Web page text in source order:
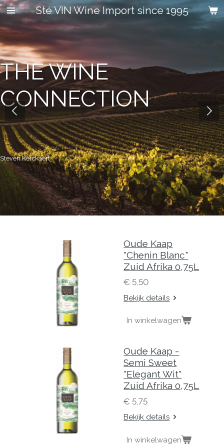
Ga
direct
naar
de
hoofdinhoud
Sté VIN Wine Import since 1995
THE WINE
CONNECTION
Steven Kerckaert
Oude Kaap
"Chenin Blanc"
Zuid Afrika 0,75L
€ 5,50
Bekijk details
In winkelwagen
Oude Kaap -
Semi Sweet
"Elegant Wit"
Zuid Afrika 0,75L
€ 5,75
Bekijk details
In winkelwagen